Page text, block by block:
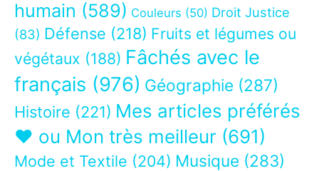
humain (589) Couleurs (50) Droit Justice
(83) Défense (218) Fruits et légumes ou
végétaux (188) Fâchés avec le
français (976) Géographie (287)
Histoire (221) Mes articles préférés
❤ ou Mon très meilleur (691)
Mode et Textile (204) Musique (283)